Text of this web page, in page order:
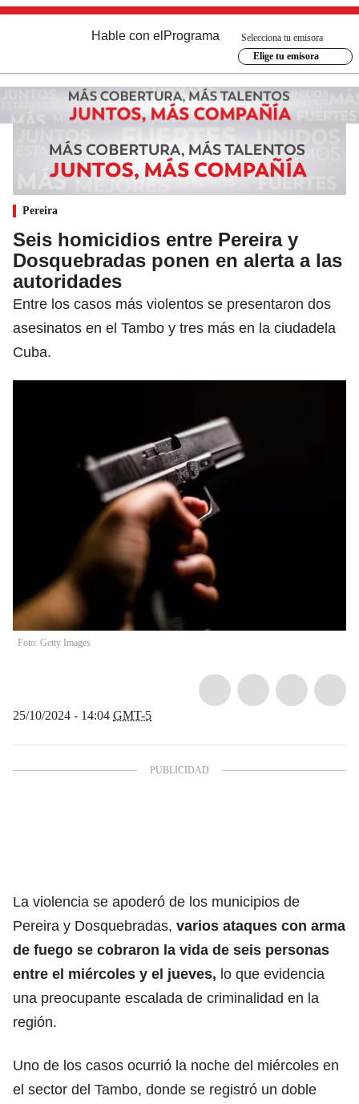
Hable con el Programa
Selecciona tu emisora
Elige tu emisora
Pereira
Seis homicidios entre Pereira y
Dosquebradas ponen en alerta a las
autoridades
Entre los casos más violentos se presentaron dos
asesinatos en el Tambo y tres más en la ciudadela
Cuba.
Foto: Getty Images
25/10/2024 - 14:04 GMT-5
La violencia se apoderó de los municipios de
Pereira y Dosquebradas, varios ataques con arma
de fuego se cobraron la vida de seis personas
entre el miércoles y el jueves, lo que evidencia
una preocupante escalada de criminalidad en la
región.
Uno de los casos ocurrió la noche del miércoles en
el sector del Tambo, donde se registró un doble